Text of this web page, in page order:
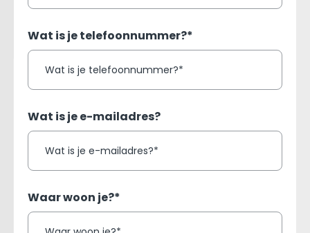
Wat is je telefoonnummer?*
Wat is je e-mailadres?
Waar woon je?*